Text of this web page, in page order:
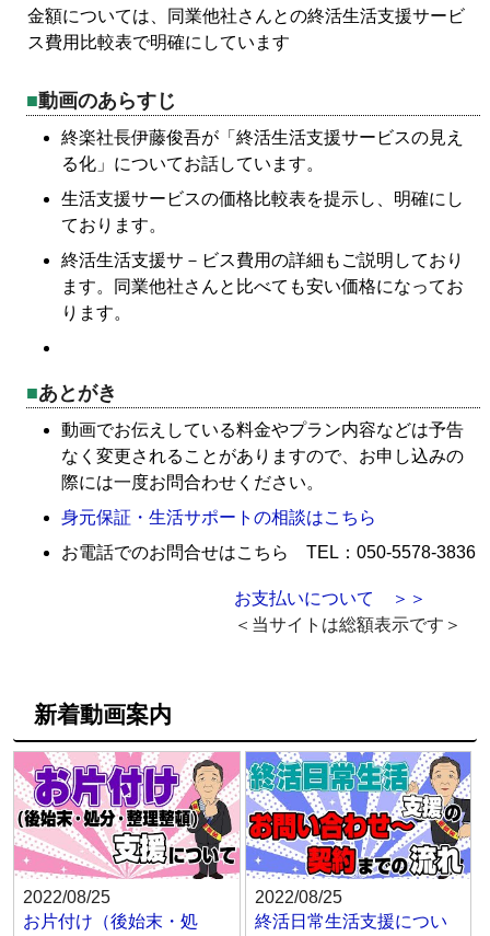
金額については、同業他社さんとの終活生活支援サービ
ス費用比較表で明確にしています
動画のあらすじ
終楽社長伊藤俊吾が「終活生活支援サービスの見え
る化」についてお話しています。
生活支援サービスの価格比較表を提示し、明確にし
ております。
終活生活支援サ－ビス費用の詳細もご説明しており
ます。同業他社さんと比べても安い価格になってお
ります。
あとがき
動画でお伝えしている料金やプラン内容などは予告
なく変更されることがありますので、お申し込みの
際には一度お問合わせください。
身元保証・生活サポートの相談はこちら
お電話でのお問合せはこちら TEL：050-5578-3836
お支払いについて ＞＞
＜当サイトは総額表示です＞
新着動画案内
2022/08/25
お片付け（後始末・処
2022/08/25
終活日常生活支援につい